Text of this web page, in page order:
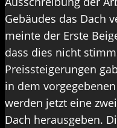
Gebäudes das Dach
meinte der Erste
dass dies nicht
Preissteigerungen
in dem
werden jetzt eine
Dach herausgeben.